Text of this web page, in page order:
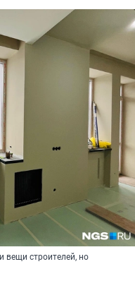
вещи строителей, но